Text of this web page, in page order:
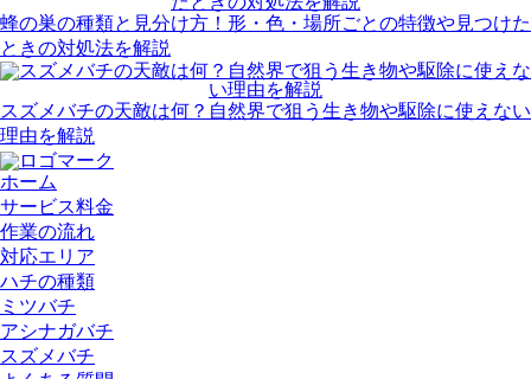
蜂の巣の種類と見分け方！形・色・場所ごとの特徴や見つけた
ときの対処法を解説
スズメバチの天敵は何？自然界で狙う生き物や駆除に使えない
理由を解説
ホーム
サービス料金
作業の流れ
対応エリア
ハチの種類
ミツバチ
アシナガバチ
スズメバチ